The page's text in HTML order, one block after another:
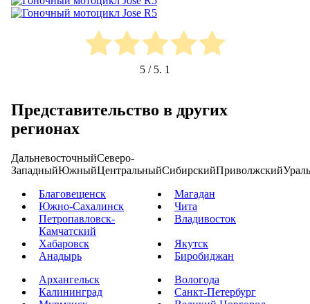
5 / 5. 1
Представительство в других
регионах
ДальневосточныйСеверо-
ЗападныйЮжныйЦентральныйСибирскийПриволжский
Благовещенск
Магадан
Южно-Сахалинск
Чита
Петропавловск-
Камчатский
Владивосток
Хабаровск
Якутск
Анадырь
Биробиджан
Архангельск
Вологода
Калининград
Санкт-Петербург